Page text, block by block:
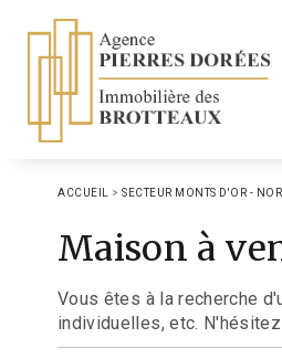
ACCUEIL > SECTEUR MONTS D'OR -
Maison à
Vous êtes à la recherche
individuelles, etc.